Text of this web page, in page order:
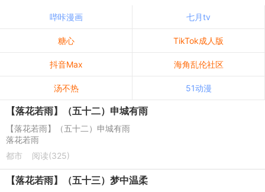
哔咔漫画
七月tv
糖心 TikTok成人版
抖音Max 海角乱伦社区
汤不热 51动漫
【落花若雨】（五十二）申城有雨
【落花若雨】（五十二）申城有雨
落花若雨
都市
阅读(325)
【落花若雨】（五十三）梦中温柔